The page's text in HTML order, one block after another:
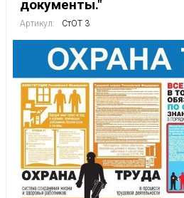
документы."
Артикул: СтОТ 3